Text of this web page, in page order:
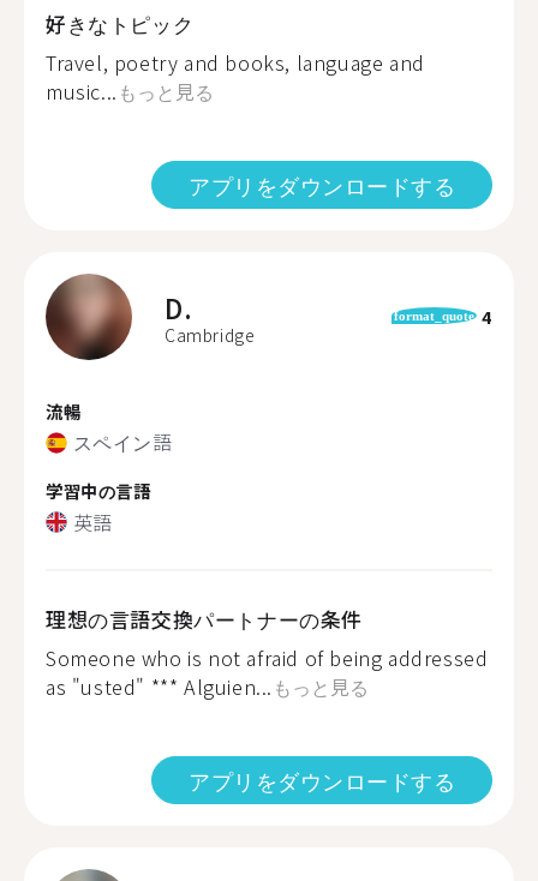
好きなトピック
Travel, poetry and books, language and
music... もっと見る
アプリをダウンロードする
D.
Cambridge
format_quote 4
流暢
スペイン語
学習中の言語
英語
理想の言語交換パートナーの条件
Someone who is not afraid of being addressed
as "usted" *** Alguien... もっと見る
アプリをダウンロードする